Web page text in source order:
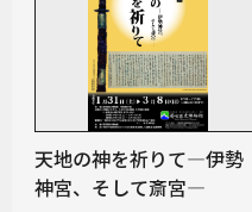
天地の神を祈りて―伊勢
神宮、そして斎宮―